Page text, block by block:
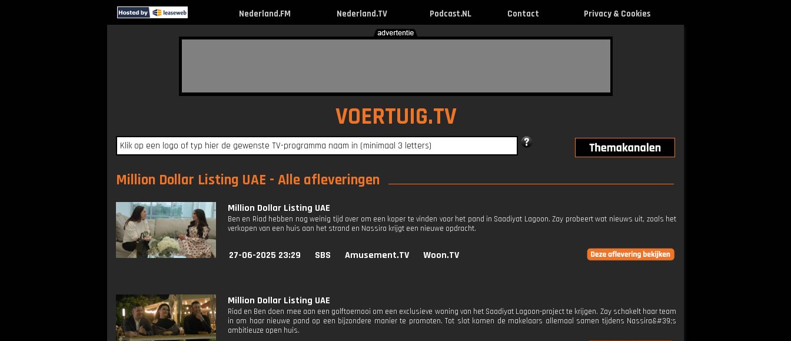
Nederland.FM Nederland.TV Podcast.NL Contact Privacy & Cookies
VOERTUIG.TV
Million Dollar Listing UAE - Alle afleveringen
Million Dollar Listing UAE
Ben en Riad hebben nog weinig tijd over om een ​​koper te vinden voor het pand in Saadiyat Lagoon. Zay probeert wat nieuws uit, zoals het
verkopen van een huis aan het strand en Nassira krijgt een nieuwe opdracht.
27-06-2025 23:29 SBS Amusement.TV Woon.TV
Million Dollar Listing UAE
Riad en Ben doen mee aan een golftoernooi om een ​​exclusieve woning van het Saadiyat Lagoon-project te krijgen. Zay schakelt haar team
in om haar nieuwe pand op een bijzondere manier te promoten. Tot slot komen de makelaars allemaal samen tijdens Nassira&#39;s
ambitieuze open huis.